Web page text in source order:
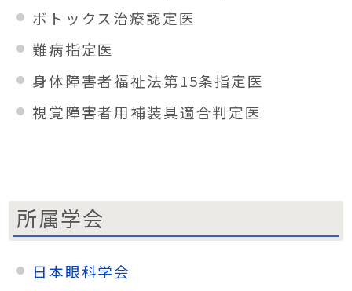
ボトックス治療認定医
難病指定医
身体障害者福祉法第15条指定医
視覚障害者用補装具適合判定医
所属学会
日本眼科学会